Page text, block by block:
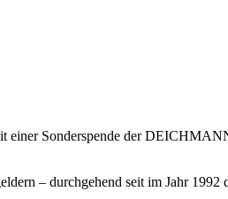
einer Sonderspende der
– durchgehend seit im Jahr 1992